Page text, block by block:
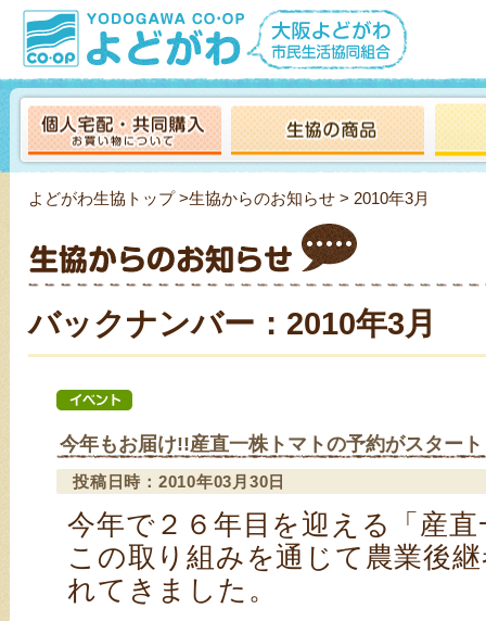
よどがわ生協トップ>生協からのお知らせ > 2010年3月
バックナンバー：2010年3月
今年もお届け!!産直一株トマトの予約がスター
投稿日時：2010年03月30日
今年で２６年目を迎える「産
この取り組みを通じて農業後
れてきました。